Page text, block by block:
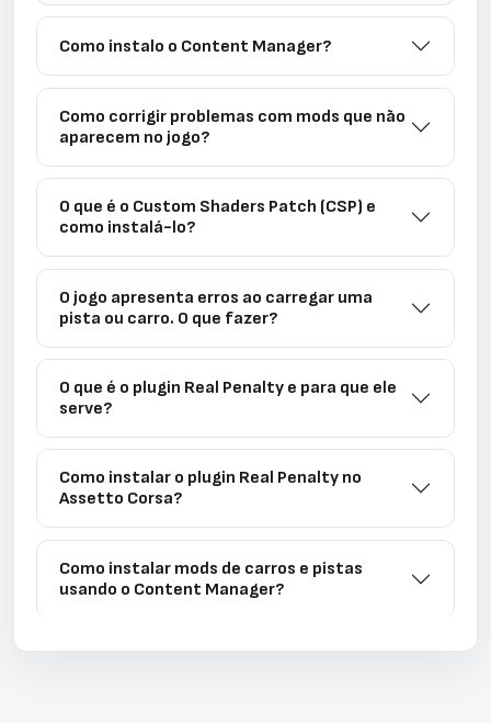
Como instalo o Content Manager?
Como corrigir problemas com mods que não
aparecem no jogo?
O que é o Custom Shaders Patch (CSP) e
como instalá-lo?
O jogo apresenta erros ao carregar uma
pista ou carro. O que fazer?
O que é o plugin Real Penalty e para que ele
serve?
Como instalar o plugin Real Penalty no
Assetto Corsa?
Como instalar mods de carros e pistas
usando o Content Manager?